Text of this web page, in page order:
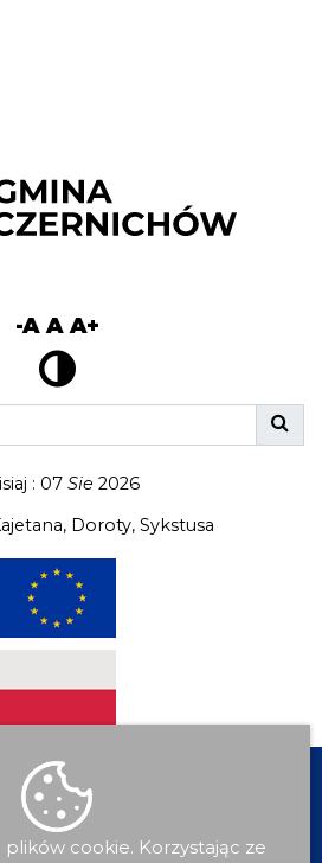
-AAA+
: 07 Sie 2026
Doroty, Sykstusa
cookie. Korzystając ze